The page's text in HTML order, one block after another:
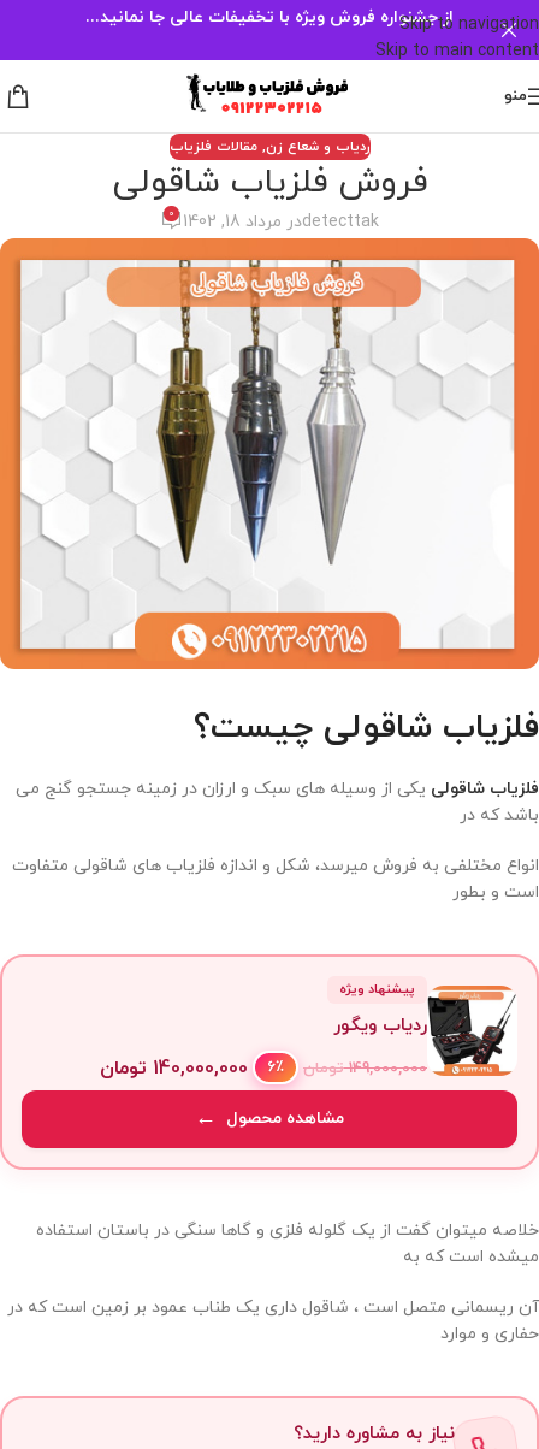
Skip to navigation
Skip to main content
از جشنواره فروش ویژه با تخفیفات عالی جا نمانید...
منو
ردیاب و شعاع زن,مقالات فلزیاب
فروش فلزیاب شاقولی
detecttakدر مرداد 18, 1402 0
فلزیاب شاقولی چیست؟
فلزیاب شاقولی یکی از وسیله های سبک و ارزان در زمینه جستجو گنج می
باشد که در
انواع مختلفی به فروش میرسد، شکل و اندازه فلزیاب های شاقولی متفاوت
است و بطور
پیشنهاد ویژه
ردیاب ویگور
149,000,000 تومان 6٪ 140,000,000 تومان
مشاهده محصول
خلاصه میتوان گفت از یک گلوله فلزی و گاها سنگی در باستان استفاده
میشده است که به
آن ریسمانی متصل است ، شاقول داری یک طناب عمود بر زمین است که در
حفاری و موارد
نیاز به مشاوره دارید؟